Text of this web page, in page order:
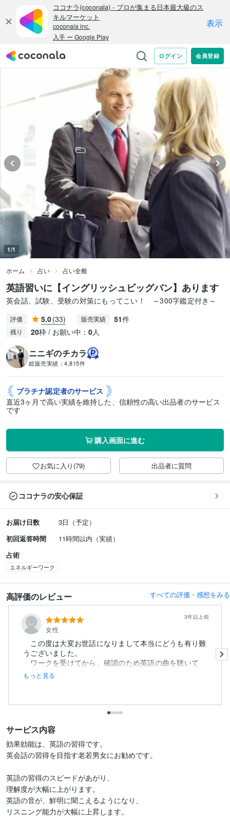
1/1
ホーム 占い 占い全般
英語習いに【イングリッシュビッグバン】あります
英会話、試験、受験の対策にもってこい！ ～300字鑑定付き～
評価 5.0(33) 販売実績 51件
残り 20枠 / お願い中： 0人
ニニギのチカラ
総販売実績： 4,815件
プラチナ認定者のサービス
直近3ヶ月で高い実績を維持した、信頼性の高い出品者のサービス
です
購入画面に進む
お気に入り(79) 出品者に質問
ココナラの安心保証
お届け日数
3日（予定）
初回返答時間
11時間以内（実績）
占術
エネルギーワーク
高評価のレビュー すべての評価・感想をみる
女性
3年以上前
この度は大変お世話になりまして本当にどうも有り難
うございました。
ワークを受けてから、確認のため英語の曲を聴いて
み...
もっと見る
サービス内容
効果効能は、英語の習得です。
英会話の習得を目指す老若男女にお勧めです。
英語の習得のスピードがあがり、
理解度が大幅に上がります。
英語の音が、鮮明に聞こえるようになり、
リスニング能力が大幅に上昇します。